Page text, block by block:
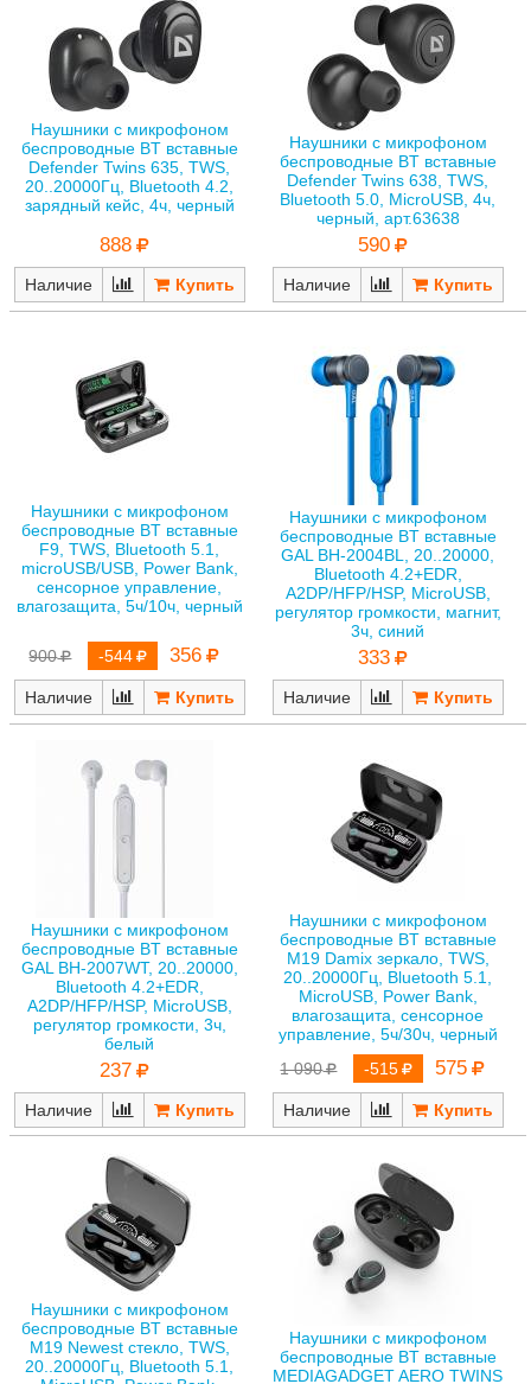
Наушники с микрофоном
беспроводные BT вставные
Defender Twins 635, TWS,
20..20000Гц, Bluetooth 4.2,
зарядный кейс, 4ч, черный
888
Наличие
Наушники с микрофоном
беспроводные BT вставные
Defender Twins 638, TWS,
Bluetooth 5.0, MicroUSB, 4ч,
черный, арт.63638
590
Наличие
Наушники с микрофоном
беспроводные BT вставные
F9, TWS, Bluetooth 5.1,
microUSB/USB, Power Bank,
сенсорное управление,
влагозащита, 5ч/10ч, черный
900 -544 356
Наличие
Наушники с микрофоном
беспроводные BT вставные
GAL BH-2004BL, 20..20000,
Bluetooth 4.2+EDR,
A2DP/HFP/HSP, MicroUSB,
регулятор громкости, магнит,
3ч, синий
333
Наличие
Наушники с микрофоном
беспроводные BT вставные
GAL BH-2007WT, 20..20000,
Bluetooth 4.2+EDR,
A2DP/HFP/HSP, MicroUSB,
регулятор громкости, 3ч,
белый
237
Наличие
Наушники с микрофоном
беспроводные BT вставные
M19 Damix зеркало, TWS,
20..20000Гц, Bluetooth 5.1,
MicroUSB, Power Bank,
влагозащита, сенсорное
управление, 5ч/30ч, черный
1 090
-515 575
Наличие
Наушники с микрофоном
беспроводные BT вставные
M19 Newest стекло, TWS,
20..20000Гц, Bluetooth 5.1,
Наушники с микрофоном
беспроводные BT вставные
MEDIAGADGET AERO TWINS